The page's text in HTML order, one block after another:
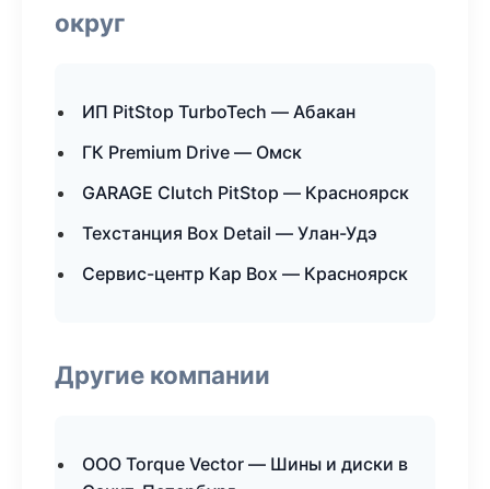
округ
ИП PitStop TurboTech — Абакан
ГК Premium Drive — Омск
GARAGE Clutch PitStop — Красноярск
Техстанция Box Detail — Улан-Удэ
Сервис-центр Кар Box — Красноярск
Другие компании
ООО Torque Vector — Шины и диски в